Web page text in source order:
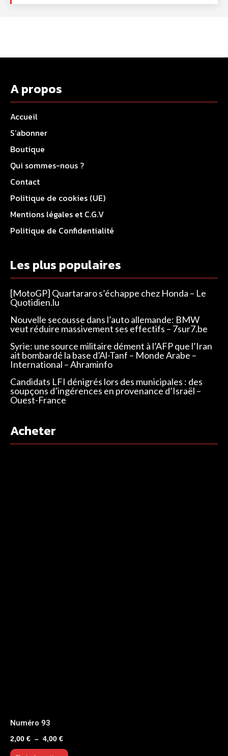
A propos
Accueil
S’abonner
Boutique
Qui sommes-nous ?
Contact
Politique de cookies (UE)
Mentions légales et C.G.V
Politique de Confidentialité
Les plus populaires
[MotoGP] Quartararo s’échappe chez Honda – Le
Quotidien.lu
Nouvelle secousse dans l’auto allemande: BMW
veut réduire massivement ses effectifs – 7sur7.be
Syrie: une source militaire dément à l’AFP que l’Iran
ait bombardé la base d’Al-Tanf – Monde Arabe –
International – Ahraminfo
Candidats LFI dénigrés lors des municipales : des
soupçons d’ingérences en provenance d’Israël –
Ouest-France
Acheter
Numéro 93
2,00 € – 4,00 €Plage
de